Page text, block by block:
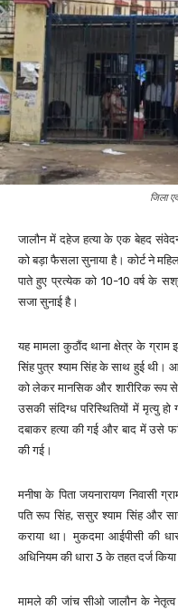
जिला
जालौन में दहेज हत्या के एक बेहद
को बड़ा फैसला सुनाया है। कोर्ट ने
पाते हुए प्रत्येक को 10-10 वर्ष के
सजा सुनाई है।
यह मामला कुठौंद थाना क्षेत्र के ग्राम
सिंह पुत्र श्याम सिंह के साथ हुई थी।
को लेकर मानसिक और शारीरिक रूप से
उसकी संदिग्ध परिस्थितियों में मृत्यु
दबाकर हत्या की गई और बाद में उसे
की गई।
मनीषा के पिता जयनारायण निवासी
पति रूप सिंह, ससुर श्याम सिंह और
कराया था। मुकदमा आईपीसी की
अधिनियम की धारा 3 के तहत दर्ज किया
मामले की जांच सीओ जालौन के नेतृत्व